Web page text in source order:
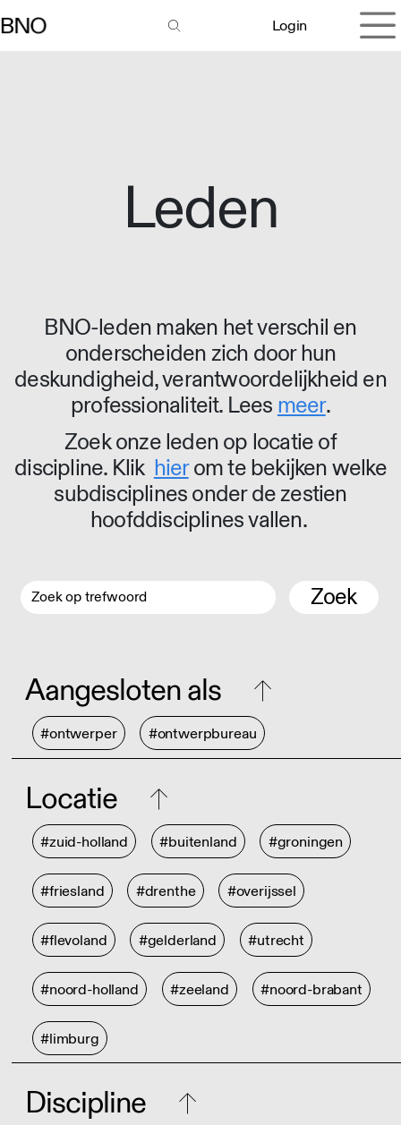
Login
Leden
BNO-leden maken het verschil en
onderscheiden zich door hun
deskundigheid, verantwoordelijkheid en
professionaliteit. Lees meer.
Zoek onze leden op locatie of
discipline. Klik hierom te bekijken welke
subdisciplines onder de zestien
hoofddisciplines vallen.
Zoek
Aangesloten als
#ontwerper #ontwerpbureau
Locatie
#zuid-holland #buitenland #groningen
#friesland #drenthe #overijssel
#flevoland #gelderland #utrecht
#noord-holland #zeeland #noord-brabant
#limburg
Discipline